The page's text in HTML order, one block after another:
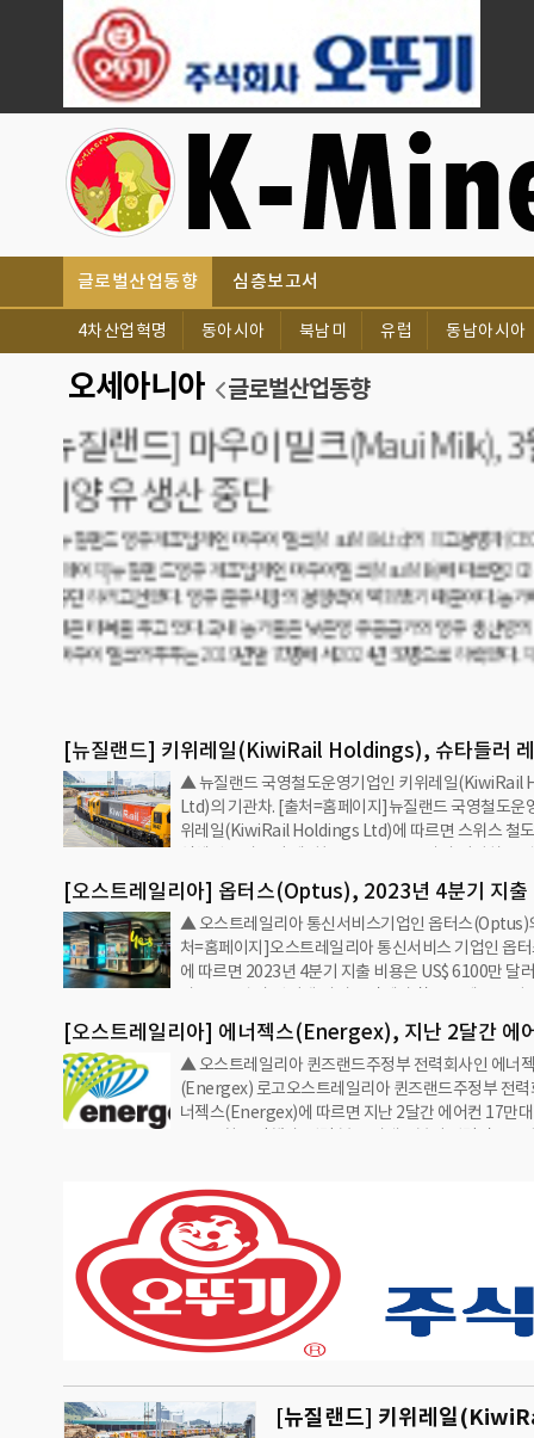
글로벌산업동향 심층보고서
4차산업혁명 동아시아 북남미 유럽 동남아시아
오세아니아 글로벌산업동향
[오스
▲ 오스트레
업인 옵터스
장애와 환율
했다. 동기간
년 4분기 9억
[뉴질랜드] 키위레일(KiwiRail Holdings), 슈타들러
관차 33대 구매 계약 체결▲ 뉴질랜드 국영철도운영기업인 키위레일(KiwiRail
Ltd)의 기관차. [출처=홈페이지]뉴질랜드 국영철도운
위레일(KiwiRail Holdings Ltd)에 따르면 스위스 철
업체인 슈타들러 레일(Stadler Rail AG)과 기관차 33
약을 체결했다.키위레일은 철도 자산의 품질을 향상하
으로 US$ 17억 달러를 투자할 계획이다. 서비스 품질
시에 저탄소 배출 운송 서비스를 제공할 방침이다.슈타
한 메인레인 전기 기관차 9대는 유럽형열차제어시스
갖추고 있다. 하이브리드 배터리-디젤 기관차는 24대
광 노선에도 배치될 예정…
[오스트레일리아] 옵터스(Optus), 2023년 4분기 지출
US$ 6100만 달러 집계▲ 오스트레일리아 통신서비스기업인 옵터스(Optus)
처=홈페이지]오스트레일리아 통신서비스 기업인 옵
에 따르면 2023년 4분기 지출 비용은 US$ 6100만 달
다. 2023년 말 인터넷 서비스 장애와 환율 문제로 수익
으로 조사됐다.실제 환율을 적용한 결과 2023년 4분기
5.4% 하락했다. 동기간 EBITDA는 5억2800만 달러
한 것으로 조사됐다.한편 모바일 서비스 판매 매출은
기 9억9600만 달러로 전전 동기와 비교해 3.4% 증가
서비스 이용자 수는 2023년 12월 말 기준 1만503명
[오스트레일리아] 에너젝스(Energex), 지난 2달간 에
대의 전력 공급을 6회 조정▲ 오스트레일리아 퀸즈랜드주정부 전력회사인 에너
(Energex) 로고오스트레일리아 퀸즈랜드주정부 전력
너젝스(Energex)에 따르면 지난 2달간 에어컨 17만
급을 6회 조정했다. 전력 부족 사태로부터 전력망을 보
공급을 조정했다. 30도 중반까지 급상승한 기온으로
이 높아지며 프로젝트가 시작된 이후 가장 많이 전력량
것으로 조사됐다.에너젝스의 피크스마트
2012년 정부에 소개된 정책이다. 기온이 높은 날에 전
낮추기 위한 목적으로 하지만 에어컨에 대한 가이드라
하다.전력 이용량이 높아지면 에어컨에 연결된 미터
[뉴질랜드] 키위레일